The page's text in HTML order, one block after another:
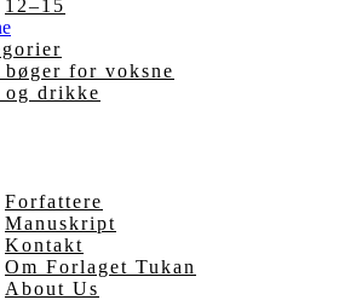
12–15
for voksne
og drikke
Forfattere
Manuskript
Kontakt
Om Forlaget Tukan
About Us